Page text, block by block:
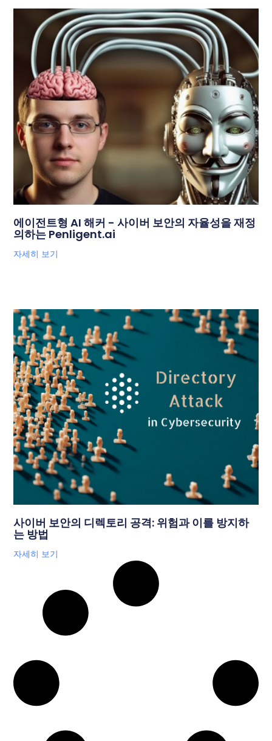
에이전트형 AI 해커 - 사이버 보안의 자율성을 재정
의하는 Penligent.ai
자세히 보기
사이버 보안의 디렉토리 공격: 위험과 이를 방지하
는 방법
자세히 보기